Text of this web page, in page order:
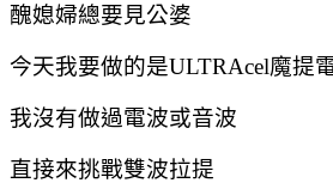
醜媳婦總要見公婆
今天我要做的是ULTRAcel魔提
我沒有做過電波或音波
直接來挑戰雙波拉提